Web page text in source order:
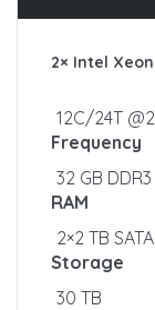
2× Intel
12C/24T
Frequency
32 GB DDR3
RAM
2×2 TB SATA
Storage
30 TB